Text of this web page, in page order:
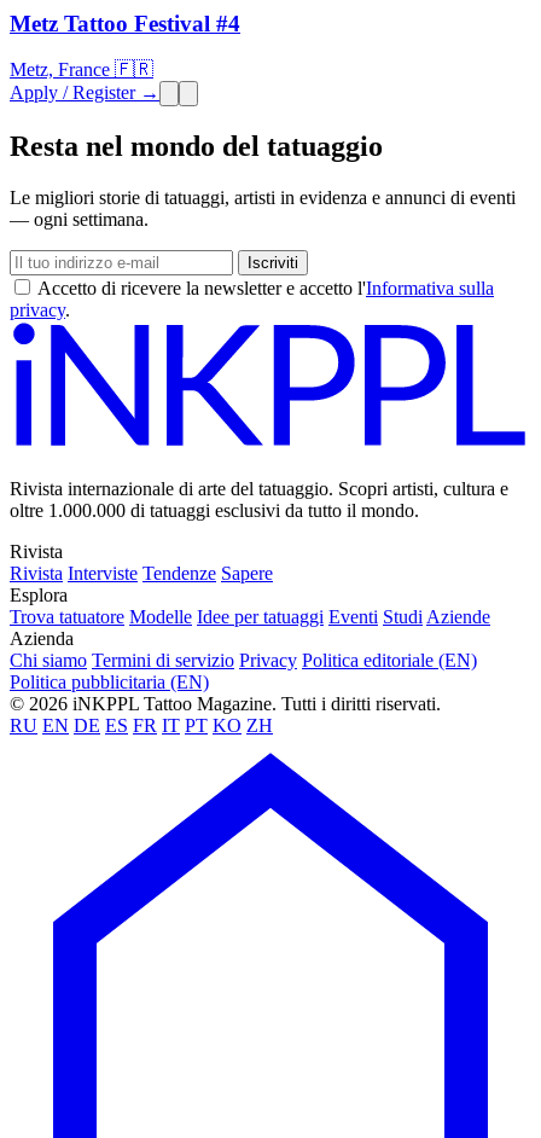
Metz Tattoo Festival #4
Metz, France 🇫🇷
Apply / Register →
Resta nel mondo del tatuaggio
Le migliori storie di tatuaggi, artisti in evidenza e annunci di eventi
— ogni settimana.
Iscriviti
Accetto di ricevere la newsletter e accetto l'Informativa sulla
privacy.
Rivista internazionale di arte del tatuaggio. Scopri artisti, cultura e
oltre 1.000.000 di tatuaggi esclusivi da tutto il mondo.
Rivista
Rivista Interviste Tendenze Sapere
Esplora
Trova tatuatore Modelle Idee per tatuaggi Eventi StudiAziende
Azienda
Chi siamo Termini di servizio Privacy Politica editoriale (EN)
Politica pubblicitaria (EN)
© 2026 iNKPPL Tattoo Magazine. Tutti i diritti riservati.
RU EN DE ES FR IT PT KO ZH